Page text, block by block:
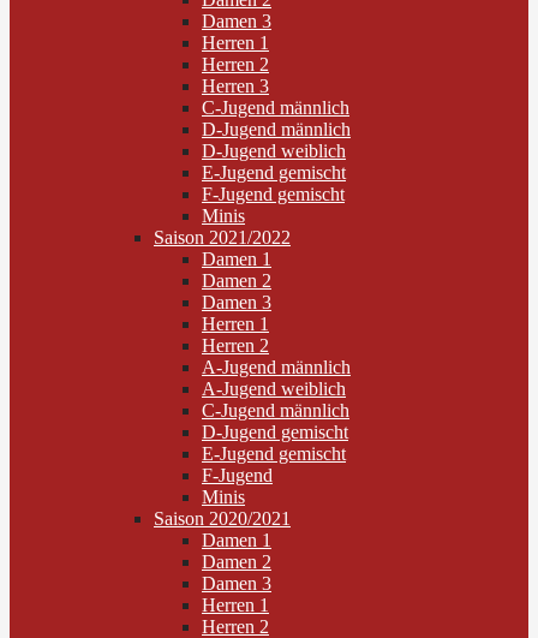
Damen 3
Herren 1
Herren 2
Herren 3
C-Jugend männlich
D-Jugend männlich
D-Jugend weiblich
E-Jugend gemischt
F-Jugend gemischt
Minis
Saison 2021/2022
Damen 1
Damen 2
Damen 3
Herren 1
Herren 2
A-Jugend männlich
A-Jugend weiblich
C-Jugend männlich
D-Jugend gemischt
E-Jugend gemischt
F-Jugend
Minis
Saison 2020/2021
Damen 1
Damen 2
Damen 3
Herren 1
Herren 2